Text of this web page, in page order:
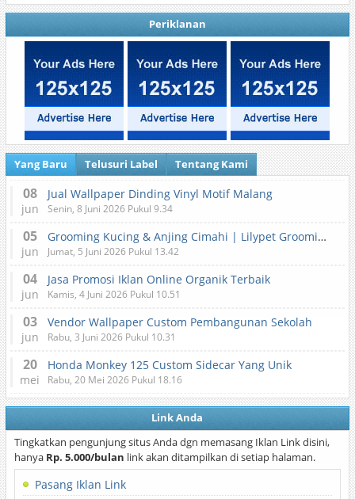
Periklanan
Yang Baru Telusuri Label Tentang Kami
08
jun
Jual Wallpaper Dinding Vinyl Motif Malang
Senin, 8 Juni 2026 Pukul 9.34
05
jun
Grooming Kucing & Anjing Cimahi | Lilypet Grooming & Pet Hotel
Jumat, 5 Juni 2026 Pukul 13.42
04
jun
Jasa Promosi Iklan Online Organik Terbaik
Kamis, 4 Juni 2026 Pukul 10.51
03
jun
Vendor Wallpaper Custom Pembangunan Sekolah
Rabu, 3 Juni 2026 Pukul 10.31
20
mei
Honda Monkey 125 Custom Sidecar Yang Unik
Rabu, 20 Mei 2026 Pukul 18.16
Link Anda
Tingkatkan pengunjung situs Anda dgn memasang Iklan Link disini,
hanya Rp. 5.000/bulan link akan ditampilkan di setiap halaman.
Pasang Iklan Link